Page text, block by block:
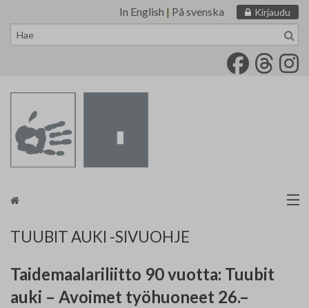
In English | På svenska Kirjaudu
sisältöön
Taidemaalariliitto
Tarvikevälitys
TUUBIT AUKI -SIVUOHJE
Taidemaalariliitto 90 vuotta: Tuubit
auki – Avoimet työhuoneet 26.–